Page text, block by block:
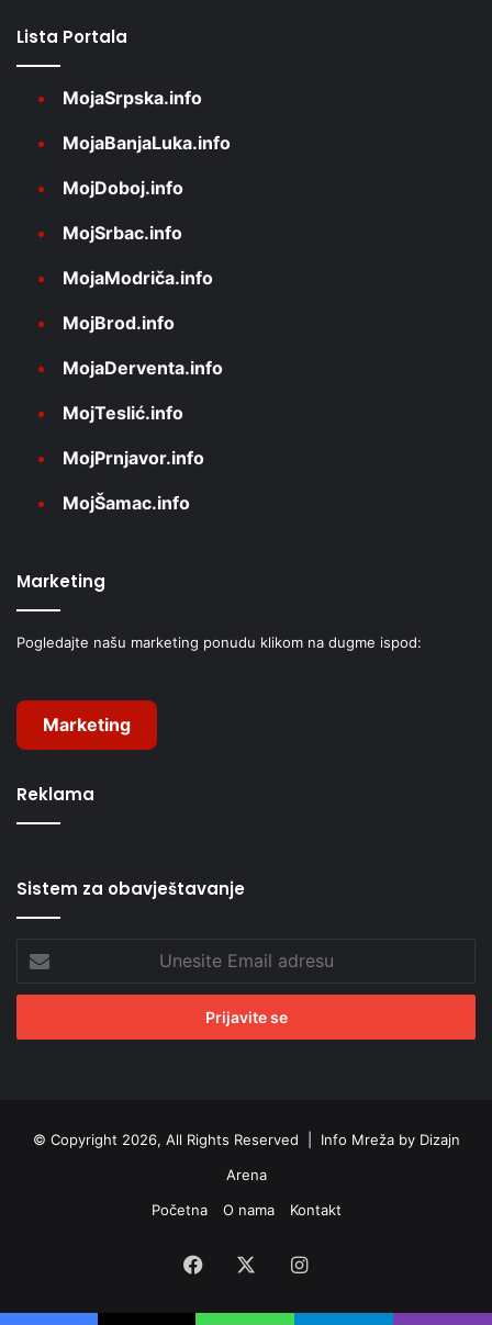
Lista Portala
MojaSrpska.info
MojaBanjaLuka.info
MojDoboj.info
MojSrbac.info
MojaModriča.info
MojBrod.info
MojaDerventa.info
MojTeslić.info
MojPrnjavor.info
MojŠamac.info
Marketing
Pogledajte našu marketing ponudu klikom na dugme ispod:
Marketing
Reklama
Sistem za obavještavanje
Email
adresu
© Copyright 2026, All Rights Reserved | Info Mreža by Dizajn
Arena
Početna
O nama Kontakt
Facebook Instagram